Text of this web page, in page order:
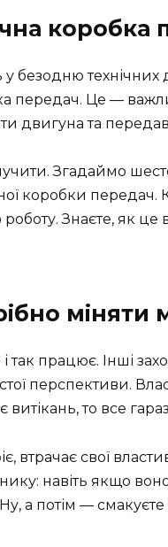
коробка
безодню технічних
передач. Це —
двигуна та
Згадаймо
коробки передач.
Знаєте, як це
міняти
так працює. Інші
перспективи.
то все
втрачає свої
навіть якщо
а потім —